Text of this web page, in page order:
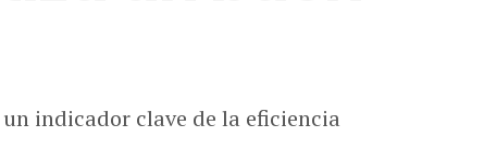
indicador clave de la eficiencia